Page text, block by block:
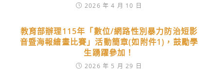
2026 年 4 月 10 日
教育部辦理115年「數位/網路性別暴力防治短影
音暨海報繪畫比賽」活動簡章(如附件1)，鼓勵學
生踴躍參加！
2026 年 5 月 29 日